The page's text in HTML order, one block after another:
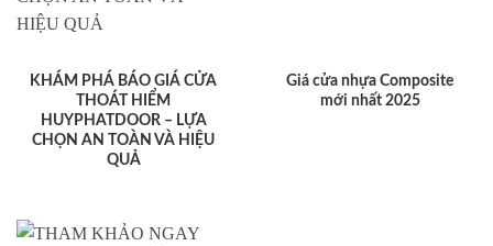
KHÁM PHÁ BÁO GIÁ CỬA
THOÁT HIỂM
HUYPHATDOOR – LỰA
CHỌN AN TOÀN VÀ HIỆU
QUẢ
Giá cửa nhựa Composite
mới nhất 2025